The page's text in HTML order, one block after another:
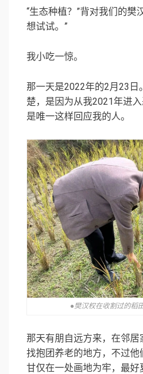
“生态种植？”背对我们的樊
想试试。”
我小吃一惊。
那一天是2022年的2月23日
楚，是因为从我2021年进
是唯一这样回应我的人。
●樊汉权在收割过的稻
那天有朋自远方来，在邻
找抱团养老的地方，不过
甘仅在一处画地为牢，最